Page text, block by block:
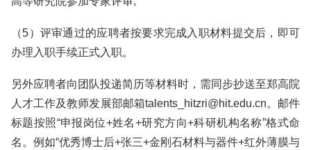
（5）评审通过的应聘者按要求完成入职材料提交后，即可
办理入职手续正式入职。
另外应聘者向团队投递简历等材料时，需同步抄送至郑高院
人才工作及教师发展部邮箱talents_hitzri@hit.edu.cn。邮件
标题按照“申报岗位+姓名+研究方向+科研机构名称”格式命
名。例如“优秀博士后+张三+金刚石材料与器件+红外薄膜与